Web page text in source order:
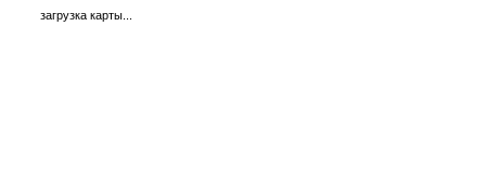
загрузка карты...